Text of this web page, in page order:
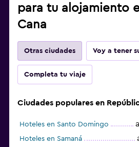
para tu alojamiento
Cana
Otras ciudades Voy a tener
Completa tu viaje
Ciudades populares en
Hoteles en Santo Domingo
Hoteles en Samaná